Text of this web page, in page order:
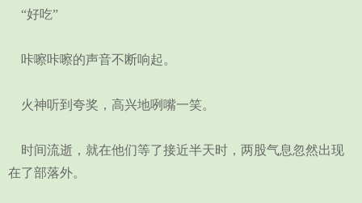
“好吃”
咔嚓咔嚓的声音不断响起。
火神听到夸奖，高兴地咧嘴一笑。
时间流逝，就在他们等了接近半天时，两股气息忽然出现
在了部落外。